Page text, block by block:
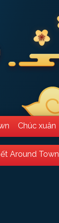
Chúc xuân
Around Town